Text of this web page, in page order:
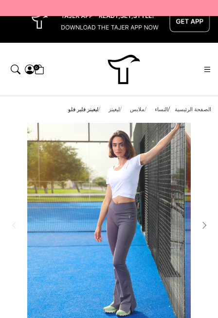
0
الصفحة الرئيسية النساء ملابس ليغينز ليغينز فلير فلو